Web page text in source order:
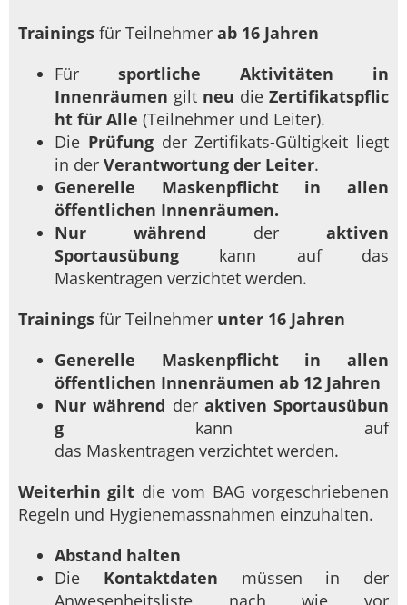
Trainings für Teilnehmer ab 16 Jahren
Für sportliche Aktivitäten in
Innenräumen gilt neu die Zertifikatspflic
ht für Alle (Teilnehmer und Leiter).
Die Prüfung der Zertifikats-Gültigkeit liegt
in der Verantwortung der Leiter.
Generelle Maskenpflicht in allen
öffentlichen Innenräumen.
Nur
während der aktiven
Sportausübung kann auf das
Maskentragen verzichtet werden.
Trainings für Teilnehmer unter 16 Jahren
Generelle Maskenpflicht in allen
öffentlichen Innenräumen ab 12 Jahren
Nur während der aktiven Sportausübun
g kann auf
das Maskentragen verzichtet werden.
Weiterhin gilt die vom BAG vorgeschriebenen
Regeln und Hygienemassnahmen einzuhalten.
Abstand halten
Die Kontaktdaten müssen in der
Anwesenheitsliste nach wie vor